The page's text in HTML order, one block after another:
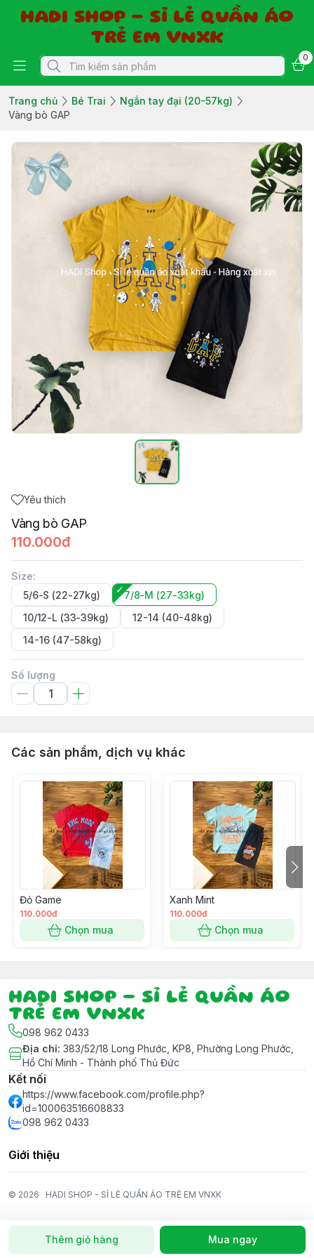
HADI SHOP - SỈ LẺ QUẦN ÁO
TRẺ EM VNXK
0
Trang chủ Bé Trai
Ngắn tay đại (20-57kg)
Vàng bò GAP
Yêu thích
Vàng bò GAP
110.000đ
Size:
5/6-S (22-27kg)
7/8-M (27-33kg)
10/12-L (33-39kg)
12-14 (40-48kg)
14-16 (47-58kg)
Số lượng
Thêm giỏ hàng Mua ngay
Các sản phẩm, dịch vụ khác
Đỏ Game
110.000đ
Chọn mua
Xanh Mint
110.000đ
Chọn mua
HADI SHOP - SỈ LẺ QUẦN ÁO
TRẺ EM VNXK
098 962 0433
Địa chỉ: 383/52/18 Long Phước, KP8, Phường Long Phước,
Hồ Chí Minh - Thành phố Thủ Đức
Kết nối
https://www.facebook.com/profile.php?
id=100063516608833
098 962 0433
Giới thiệu
© 2026 HADI SHOP - SỈ LẺ QUẦN ÁO TRẺ EM VNXK